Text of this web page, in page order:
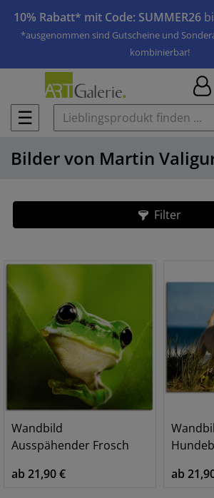
10% Rabatt* mit Code: SUMMER26
*ausgenommen sind Gutscheine und
kombinierbar!
☰
Bilder von Martin
Filter
Wandbild
Ausspähender Frosch
ab 21,90 €
ab